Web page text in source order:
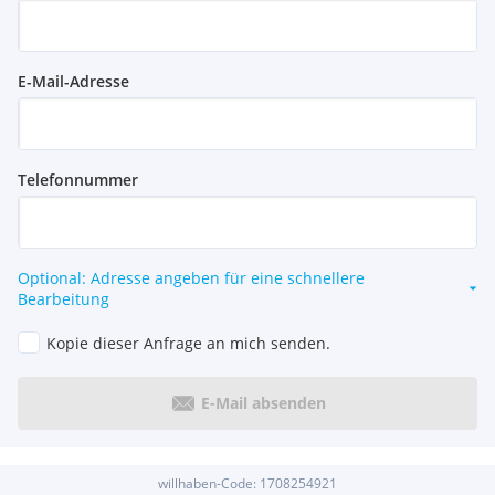
10 Hobbyräume (optional erwerbbar)
6 absperrbare Fahrradboxen mit Ladefunktion - zusätzlich
Jugendspielplatz, Waschsalon
Großteils großzügige Freiflächen
und Erholung vor der Haustüre
Straßenbahn: Linie 18 (Wildgansplatz, 2 Min.), Linie 71 (St.
E-Mail-Adresse
Telefonnummer
Optional: Adresse angeben für eine schnellere
Bearbeitung
Kopie dieser Anfrage an mich senden.
E-Mail absenden
willhaben-Code: 1708254921